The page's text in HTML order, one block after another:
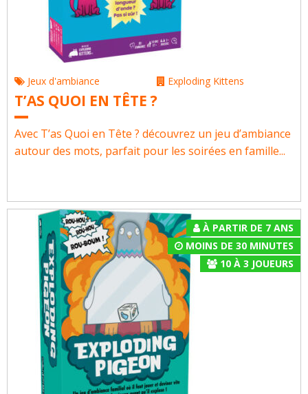
Jeux d'ambiance Exploding Kittens
T’AS QUOI EN TÊTE ?
Avec T’as Quoi en Tête ? découvrez un jeu d’ambiance
autour des mots, parfait pour les soirées en famille...
À PARTIR DE 7 ANS
MOINS DE 30 MINUTES
10À 3 JOUEURS